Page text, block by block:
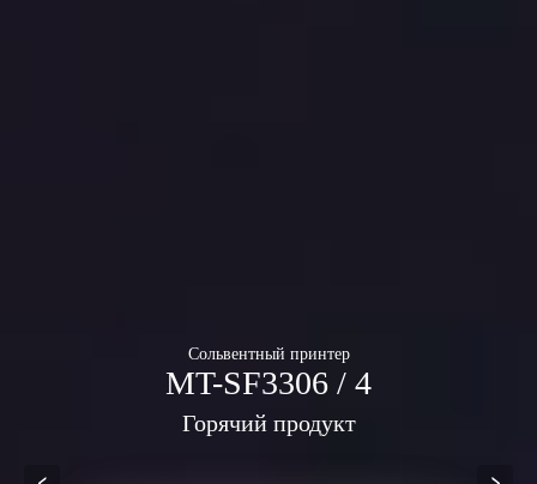
Сольвентный принтер
MT-SF3306 / 4
Горячий продукт